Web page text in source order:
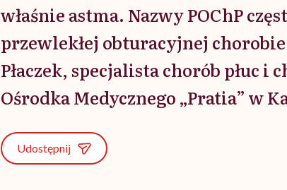
właśnie astma. Nazwy POChP
przewlekłej obturacyjnej
Płaczek, specjalista chorób płuc i
Ośrodka Medycznego „Pratia” w
Udostępnij